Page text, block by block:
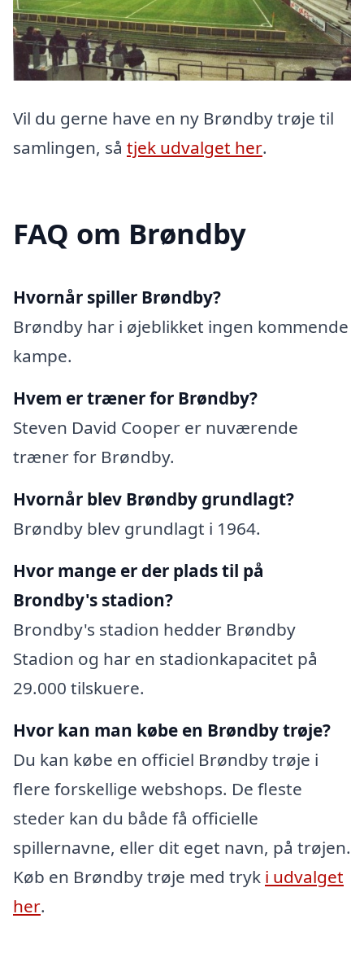
Vil du gerne have en ny Brøndby trøje til
samlingen, så tjek udvalget her.
FAQ om Brøndby
Hvornår spiller Brøndby?
Brøndby har i øjeblikket ingen kommende
kampe.
Hvem er træner for Brøndby?
Steven David Cooper er nuværende
træner for Brøndby.
Hvornår blev Brøndby grundlagt?
Brøndby blev grundlagt i 1964.
Hvor mange er der plads til på
Brondby's stadion?
Brondby's stadion hedder Brøndby
Stadion og har en stadionkapacitet på
29.000 tilskuere.
Hvor kan man købe en Brøndby trøje?
Du kan købe en officiel Brøndby trøje i
flere forskellige webshops. De fleste
steder kan du både få officielle
spillernavne, eller dit eget navn, på trøjen.
Køb en Brøndby trøje med tryk i udvalget
her.